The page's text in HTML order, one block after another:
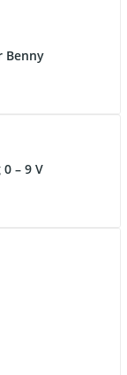
Benny
– 9 V